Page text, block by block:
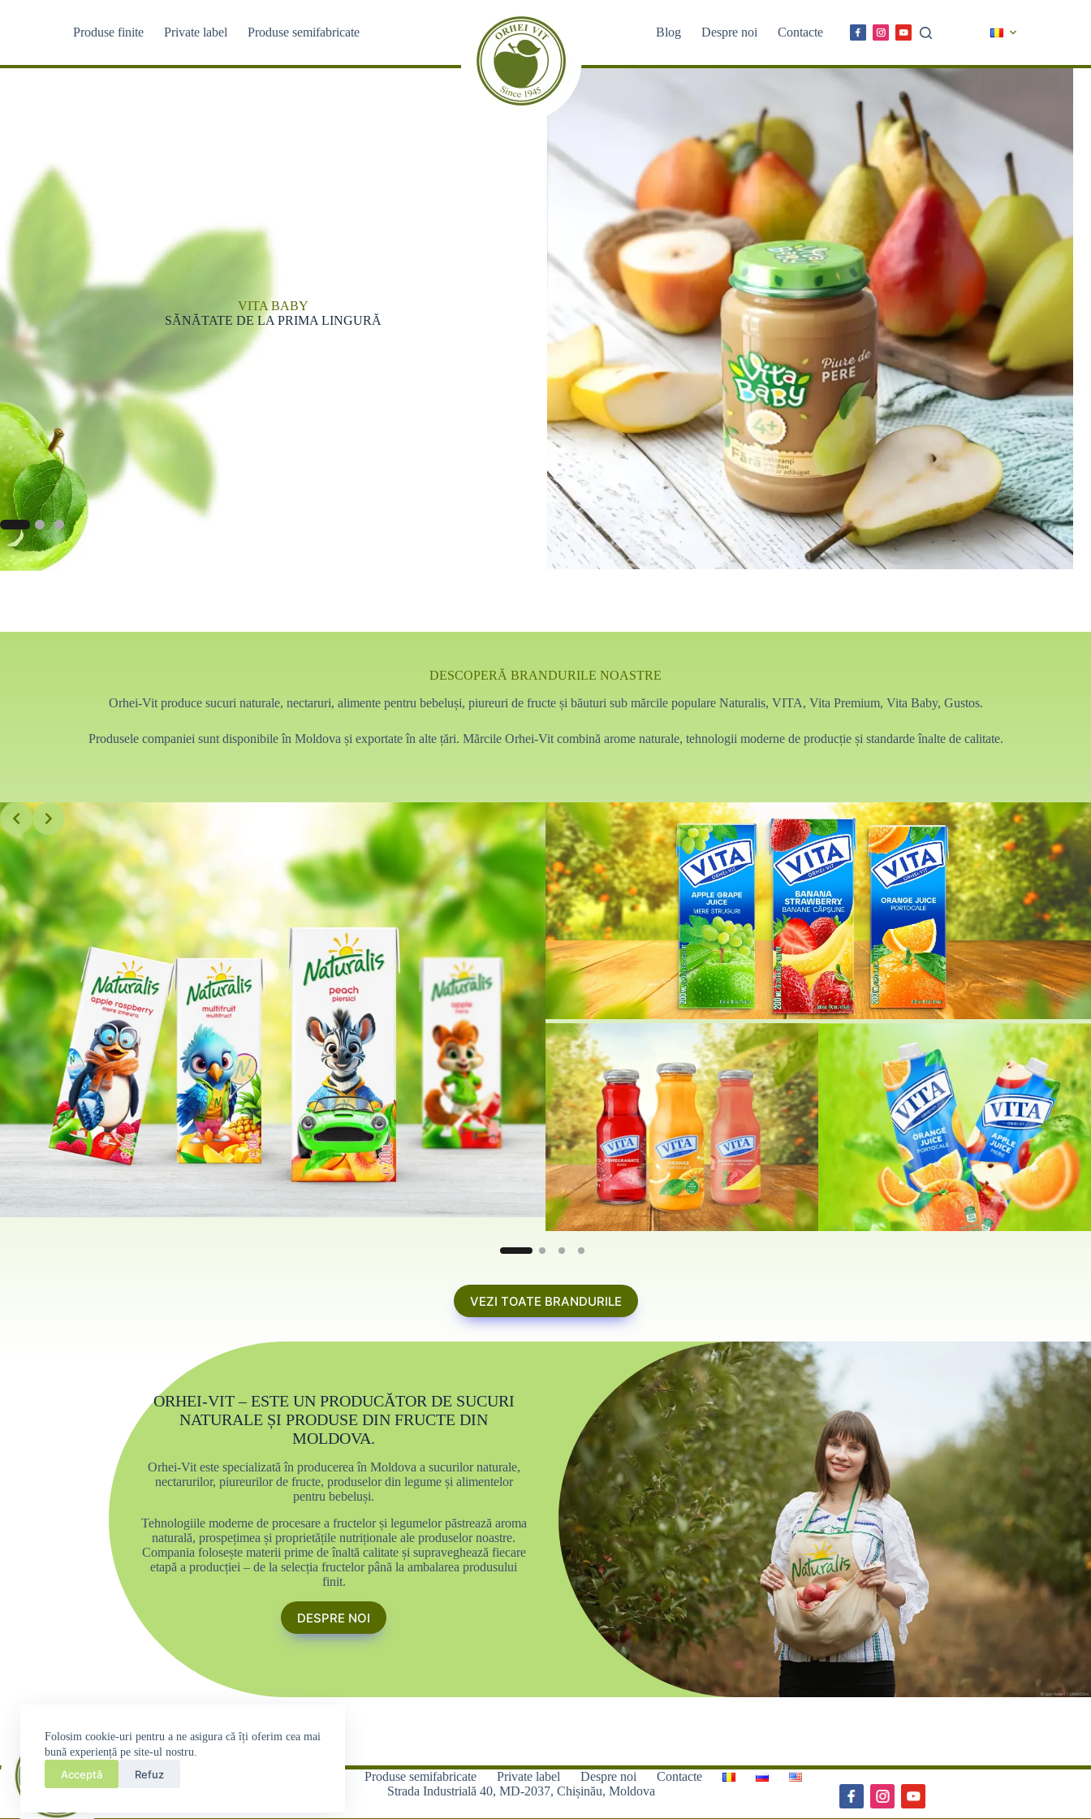
Folosim cookie-uri pentru a ne asigura că îți oferim cea mai
bună experiență pe site-ul nostru.
Acceptă Refuz
Produse finite Private label Produse semifabricate Blog Despre noi Contacte
VITA BABY
SĂNĂTATE DE LA PRIMA LINGURĂ
ÎNCEPE CU SUCUL ȘI NECTARURILE
NATURALIS
Slide 2 of 3
DESCOPERĂ BRANDURILE NOASTRE
Orhei-Vit produce sucuri naturale, nectaruri, alimente pentru bebeluși, piureuri de fructe și băuturi sub mărcile populare Naturalis, VITA, Vita Premium, Vita Baby, Gustos.
Produsele companiei sunt disponibile în Moldova și exportate în alte țări. Mărcile Orhei-Vit combină arome naturale, tehnologii moderne de producție și standarde înalte de calitate.
VEZI TOATE BRANDURILE
ORHEI-VIT – ESTE UN PRODUCĂTOR DE SUCURI
NATURALE ȘI PRODUSE DIN FRUCTE DIN
MOLDOVA.
Orhei-Vit este specializată în producerea în Moldova a sucurilor naturale,
nectarurilor, piureurilor de fructe, produselor din legume și alimentelor
pentru bebeluși.
Tehnologiile moderne de procesare a fructelor și legumelor păstrează aroma
naturală, prospețimea și proprietățile nutriționale ale produselor noastre.
Compania folosește materii prime de înaltă calitate și supraveghează fiecare
etapă a producției – de la selecția fructelor până la ambalarea produsului
finit.
DESPRE NOI
Produse semifabricate Private label Despre noi
Contacte
Strada Industrială 40, MD-2037, Chișinău, Moldova